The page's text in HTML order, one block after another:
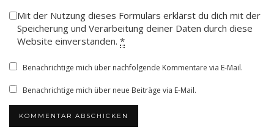
Mit der Nutzung dieses Formulars erklärst du dich mit der
Speicherung und Verarbeitung deiner Daten durch diese
Website einverstanden. *
Benachrichtige mich über nachfolgende Kommentare via E-Mail.
Benachrichtige mich über neue Beiträge via E-Mail.